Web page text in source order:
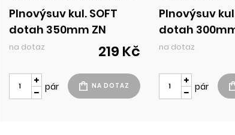
Plnovýsuv kul. SOFT
dotah 350mm ZN
na dotaz 219 Kč
pár
Plnovýsuv
dotah
na dotaz
pár